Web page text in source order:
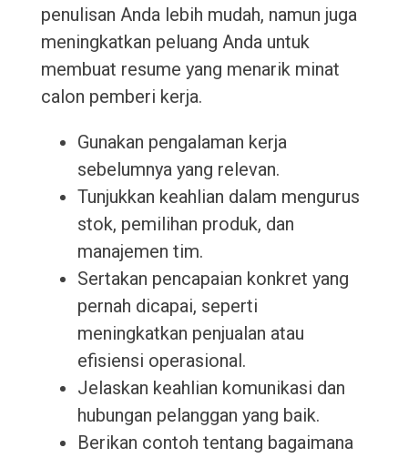
penulisan Anda lebih mudah, namun juga
meningkatkan peluang Anda untuk
membuat resume yang menarik minat
calon pemberi kerja.
Gunakan pengalaman kerja
sebelumnya yang relevan.
Tunjukkan keahlian dalam mengurus
stok, pemilihan produk, dan
manajemen tim.
Sertakan pencapaian konkret yang
pernah dicapai, seperti
meningkatkan penjualan atau
efisiensi operasional.
Jelaskan keahlian komunikasi dan
hubungan pelanggan yang baik.
Berikan contoh tentang bagaimana